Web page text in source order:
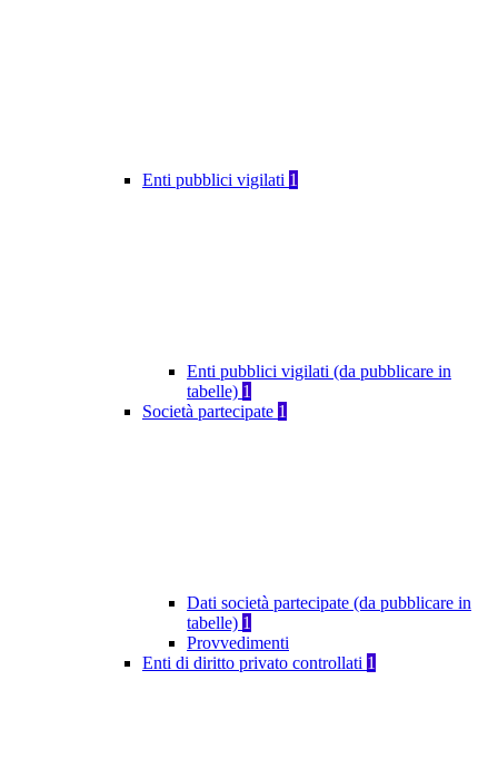
Enti pubblici vigilati 1
Enti pubblici vigilati (da pubblicare in
tabelle) 1
Società partecipate 1
Dati società partecipate (da pubblicare in
tabelle) 1
Provvedimenti
Enti di diritto privato controllati 1